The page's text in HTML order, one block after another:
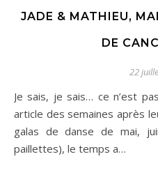
JADE & MATHIEU,
DE
22
Je sais, je sais… ce n’est pas très sérieux de publier cet
article des semaines après
galas de danse de mai,
paillettes), le temps a…